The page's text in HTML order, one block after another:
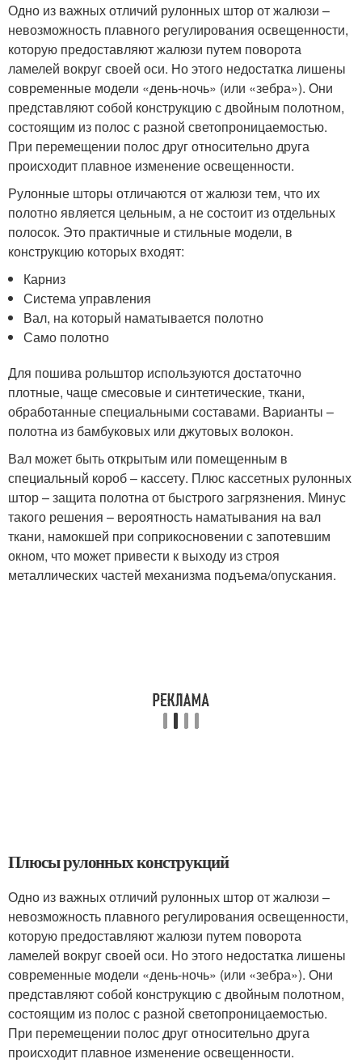
Одно из важных отличий рулонных штор от жалюзи –
невозможность плавного регулирования освещенности,
которую предоставляют жалюзи путем поворота
ламелей вокруг своей оси. Но этого недостатка лишены
современные модели «день-ночь» (или «зебра»). Они
представляют собой конструкцию с двойным полотном,
состоящим из полос с разной светопроницаемостью.
При перемещении полос друг относительно друга
происходит плавное изменение освещенности.
Рулонные шторы отличаются от жалюзи тем, что их
полотно является цельным, а не состоит из отдельных
полосок. Это практичные и стильные модели, в
конструкцию которых входят:
Карниз
Система управления
Вал, на который наматывается полотно
Само полотно
Для пошива рольштор используются достаточно
плотные, чаще смесовые и синтетические, ткани,
обработанные специальными составами. Варианты –
полотна из бамбуковых или джутовых волокон.
Вал может быть открытым или помещенным в
специальный короб – кассету. Плюс кассетных рулонных
штор – защита полотна от быстрого загрязнения. Минус
такого решения – вероятность наматывания на вал
ткани, намокшей при соприкосновении с запотевшим
окном, что может привести к выходу из строя
металлических частей механизма подъема/опускания.
Плюсы рулонных конструкций
Одно из важных отличий рулонных штор от жалюзи –
невозможность плавного регулирования освещенности,
которую предоставляют жалюзи путем поворота
ламелей вокруг своей оси. Но этого недостатка лишены
современные модели «день-ночь» (или «зебра»). Они
представляют собой конструкцию с двойным полотном,
состоящим из полос с разной светопроницаемостью.
При перемещении полос друг относительно друга
происходит плавное изменение освещенности.